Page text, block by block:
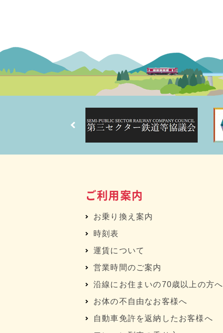
ご利用案内
お乗り換え案内
時刻表
運賃について
営業時間のご案内
沿線にお住まいの70歳以上の方へ
お体の不自由なお客様へ
自動車免許を返納したお客様へ